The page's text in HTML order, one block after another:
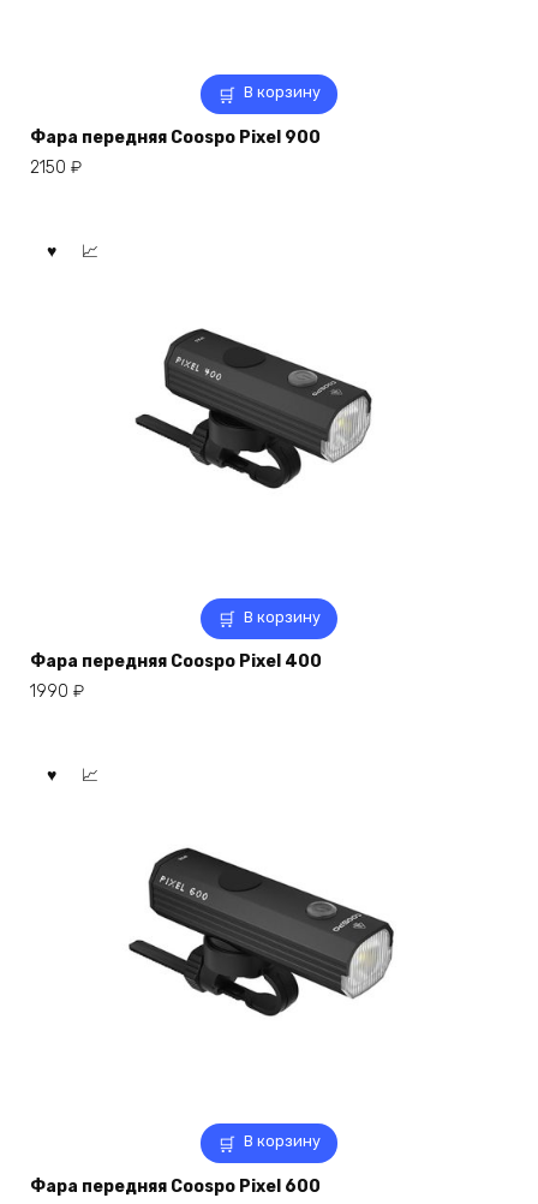
В корзину
Фара передняя Coospo Pixel 900
2150 ₽
В корзину
Фара передняя Coospo Pixel 400
1990 ₽
В корзину
Фара передняя Coospo Pixel 600